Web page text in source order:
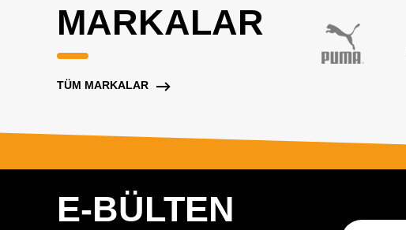
MARKALAR
TÜM MARKALAR
E-BÜLTEN